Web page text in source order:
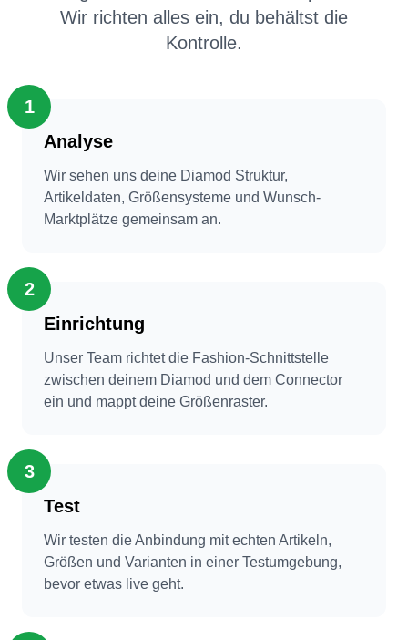
Wir richten alles ein, du behältst die
Kontrolle.
1
Analyse
Wir sehen uns deine Diamod Struktur,
Artikeldaten, Größensysteme und Wunsch-
Marktplätze gemeinsam an.
2
Einrichtung
Unser Team richtet die Fashion-Schnittstelle
zwischen deinem Diamod und dem Connector
ein und mappt deine Größenraster.
3
Test
Wir testen die Anbindung mit echten Artikeln,
Größen und Varianten in einer Testumgebung,
bevor etwas live geht.